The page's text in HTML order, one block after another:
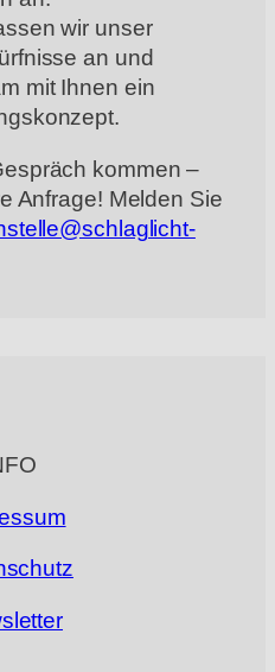
wir unser
an und
mit Ihnen ein
kommen –
Anfrage! Melden Sie